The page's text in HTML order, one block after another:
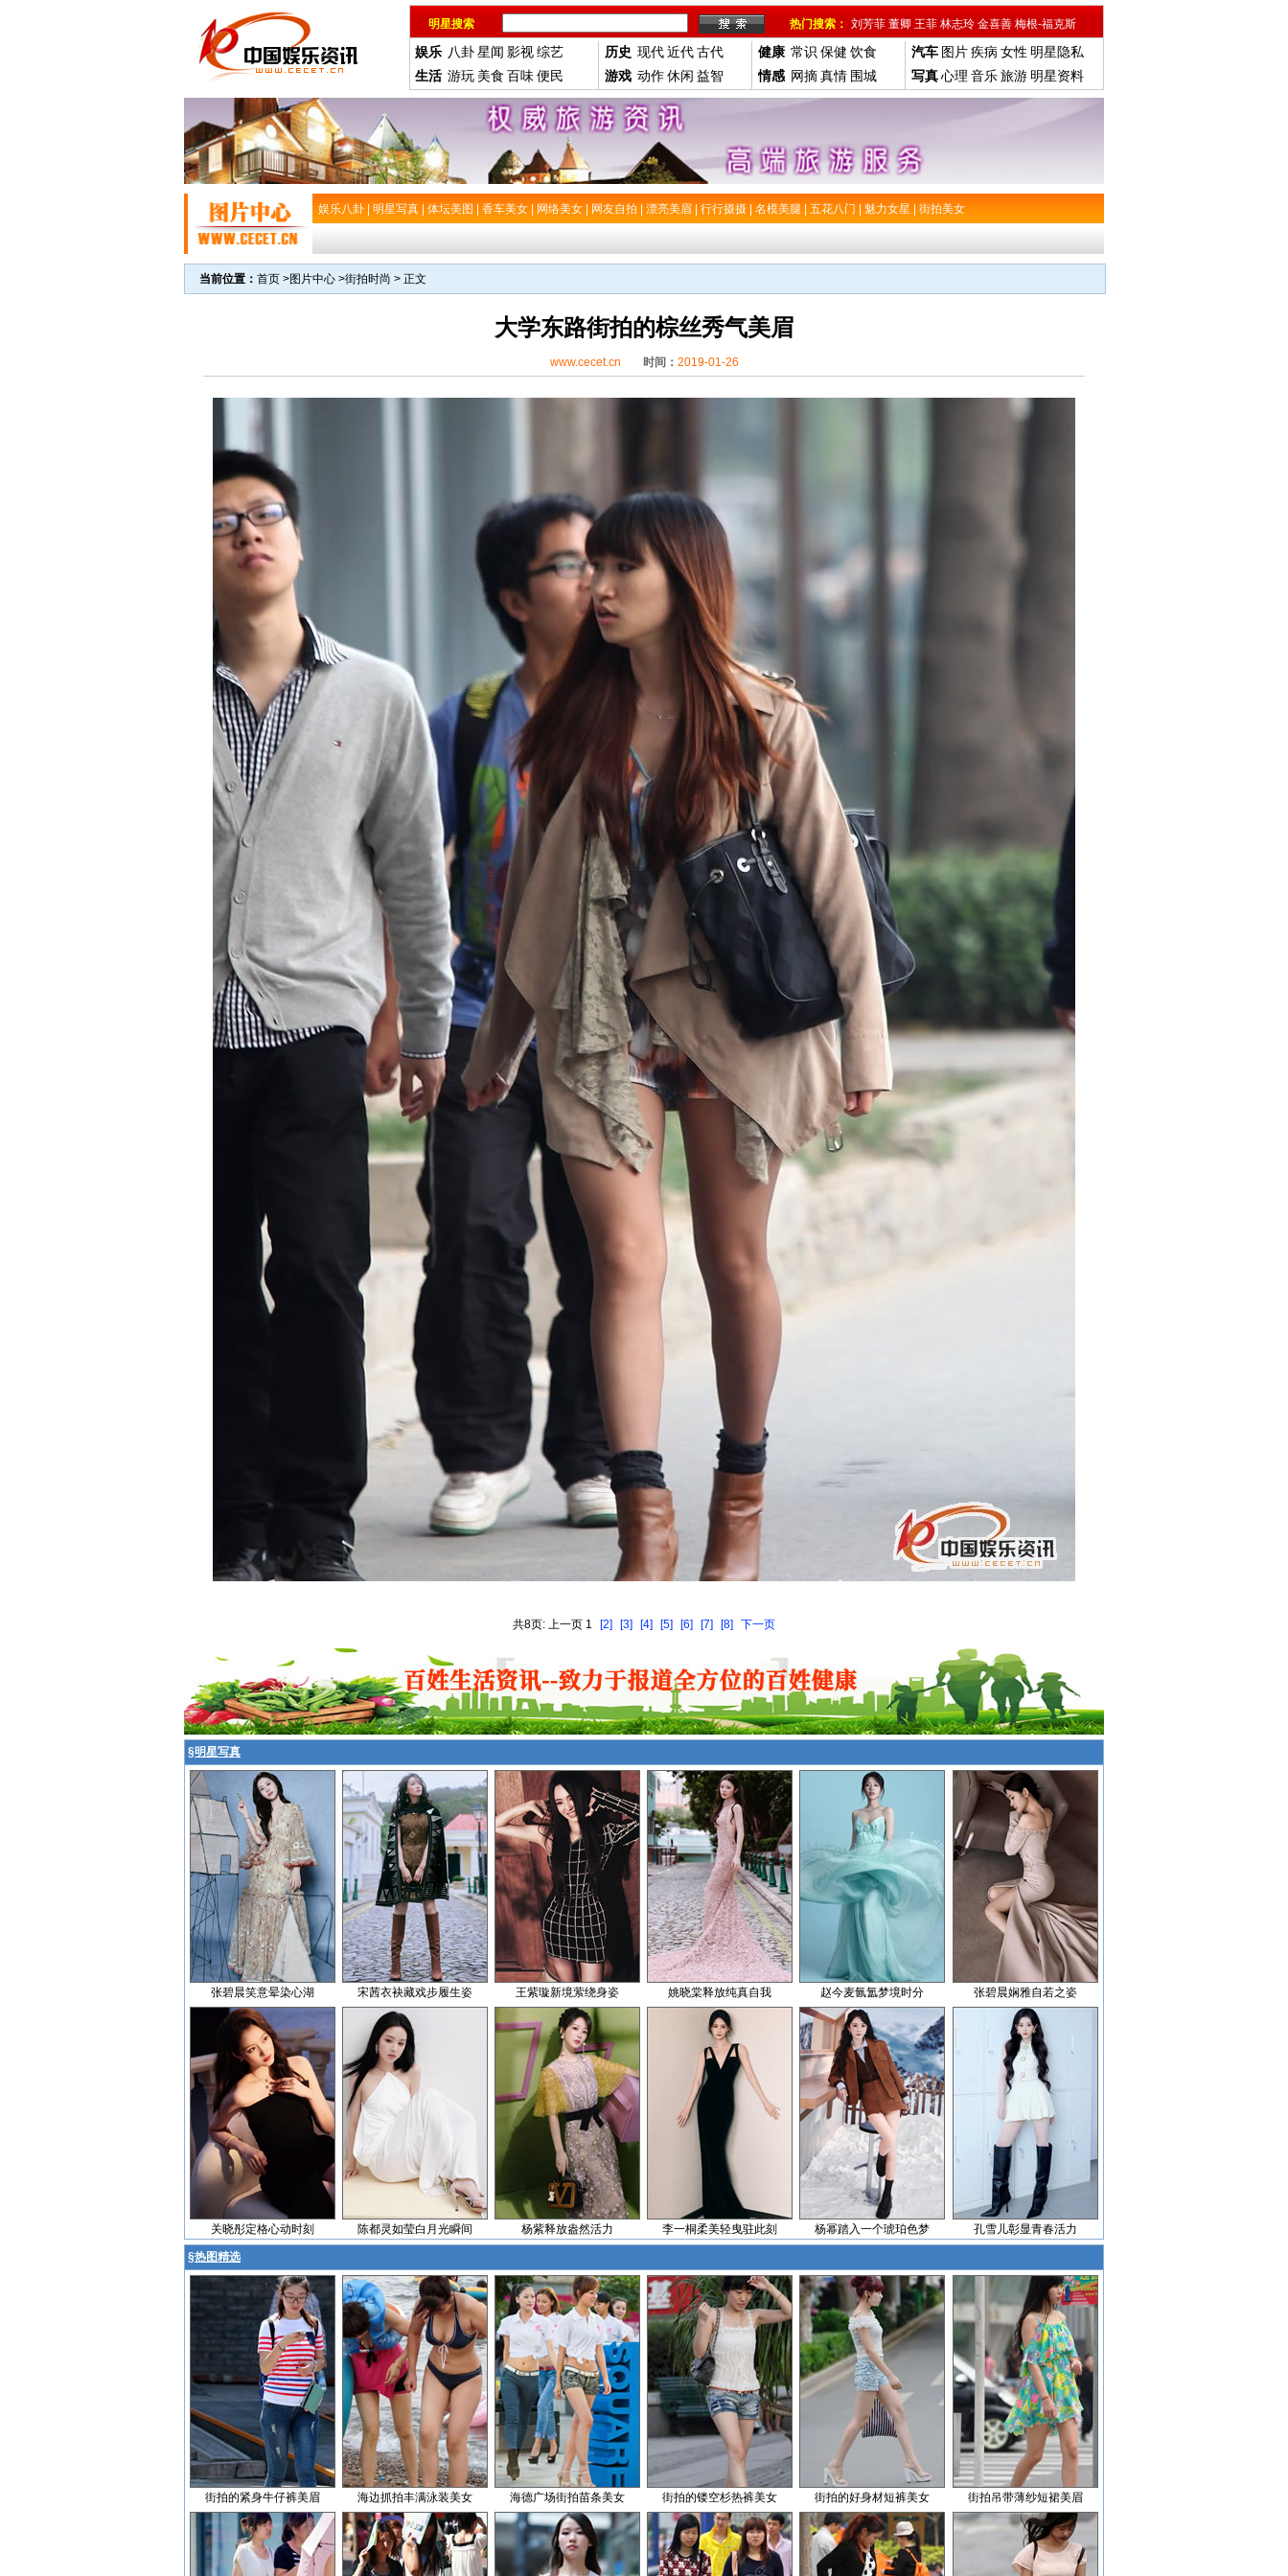
明星搜索 热门搜索： 刘芳菲 董卿 王菲 林志玲 金喜善 梅根-福克斯
娱乐 八卦星闻 影视综艺
生活 游玩 美食 百味便民
历史 现代近代古代
游戏 动作休闲 益智
健康 常识 保健 饮食
情感 网摘真情 围城
汽车 图片疾病 女性 明星隐私
写真心理 音乐旅游 明星资料
娱乐八卦 明星写真 体坛美图 香车美女 网络美女 网友自拍 漂亮美眉 行行摄摄 名模美腿 五花八门 魅力女星 街拍美女
当前位置： 首页 >图片中心 >街拍时尚 > 正文
大学东路街拍的棕丝秀气美眉
www.cecet.cn 时间： 2019-01-26
共8页: 上一页 1 [2] [3] [4] [5] [6] [7] [8] 下一页
§明星写真
张碧晨笑意晕染心湖 宋茜衣袂藏戏步履生姿 王紫璇新境萦绕身姿 姚晓棠释放纯真自我 赵今麦氤氲梦境时分 张碧晨娴雅自若之姿
关晓彤定格心动时刻 陈都灵如莹白月光瞬间 杨紫释放盎然活力 李一桐柔美轻曳驻此刻 杨幂踏入一个琥珀色梦 孔雪儿彰显青春活力
§热图精选
街拍的紧身牛仔裤美眉 海边抓拍丰满泳装美女 海德广场街拍苗条美女 街拍的镂空杉热裤美女 街拍的好身材短裤美女 街拍吊带薄纱短裙美眉